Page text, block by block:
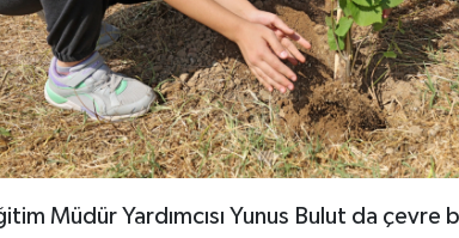
Müdür Yardımcısı Yunus Bulut da çevre